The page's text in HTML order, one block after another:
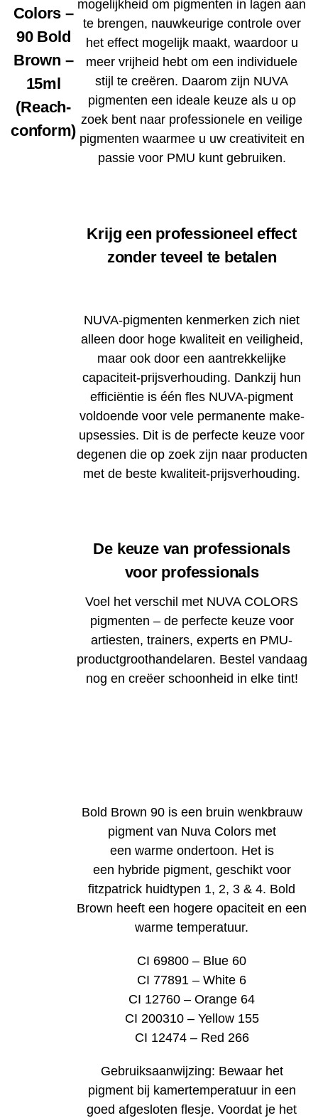
Colors –
90 Bold
Brown –
15ml
(Reach-
conform)
mogelijkheid om pigmenten in lagen aan
te brengen, nauwkeurige controle over
het effect mogelijk maakt, waardoor u
meer vrijheid hebt om een ​​individuele
stijl te creëren. Daarom zijn NUVA
pigmenten een ideale keuze als u op
zoek bent naar professionele en veilige
pigmenten waarmee u uw creativiteit en
passie voor PMU kunt gebruiken.
Krijg een professioneel effect
zonder teveel te betalen
NUVA-pigmenten kenmerken zich niet
alleen door hoge kwaliteit en veiligheid,
maar ook door een aantrekkelijke
capaciteit-prijsverhouding. Dankzij hun
efficiëntie is één fles NUVA-pigment
voldoende voor vele permanente make-
upsessies. Dit is de perfecte keuze voor
degenen die op zoek zijn naar producten
met de beste kwaliteit-prijsverhouding.
De keuze van professionals
voor professionals
Voel het verschil met NUVA COLORS
pigmenten – de perfecte keuze voor
artiesten, trainers, experts en PMU-
productgroothandelaren. Bestel vandaag
nog en creëer schoonheid in elke tint!
Bold Brown 90 is een bruin wenkbrauw
pigment van Nuva Colors met
een warme ondertoon. Het is
een hybride pigment, geschikt voor
fitzpatrick huidtypen 1, 2, 3 & 4. Bold
Brown heeft een hogere opaciteit en een
warme temperatuur.
CI 69800 – Blue 60
CI 77891 – White 6
CI 12760 – Orange 64
CI 200310 – Yellow 155
CI 12474 – Red 266
Gebruiksaanwijzing: Bewaar het
pigment bij kamertemperatuur in een
goed afgesloten flesje. Voordat je het